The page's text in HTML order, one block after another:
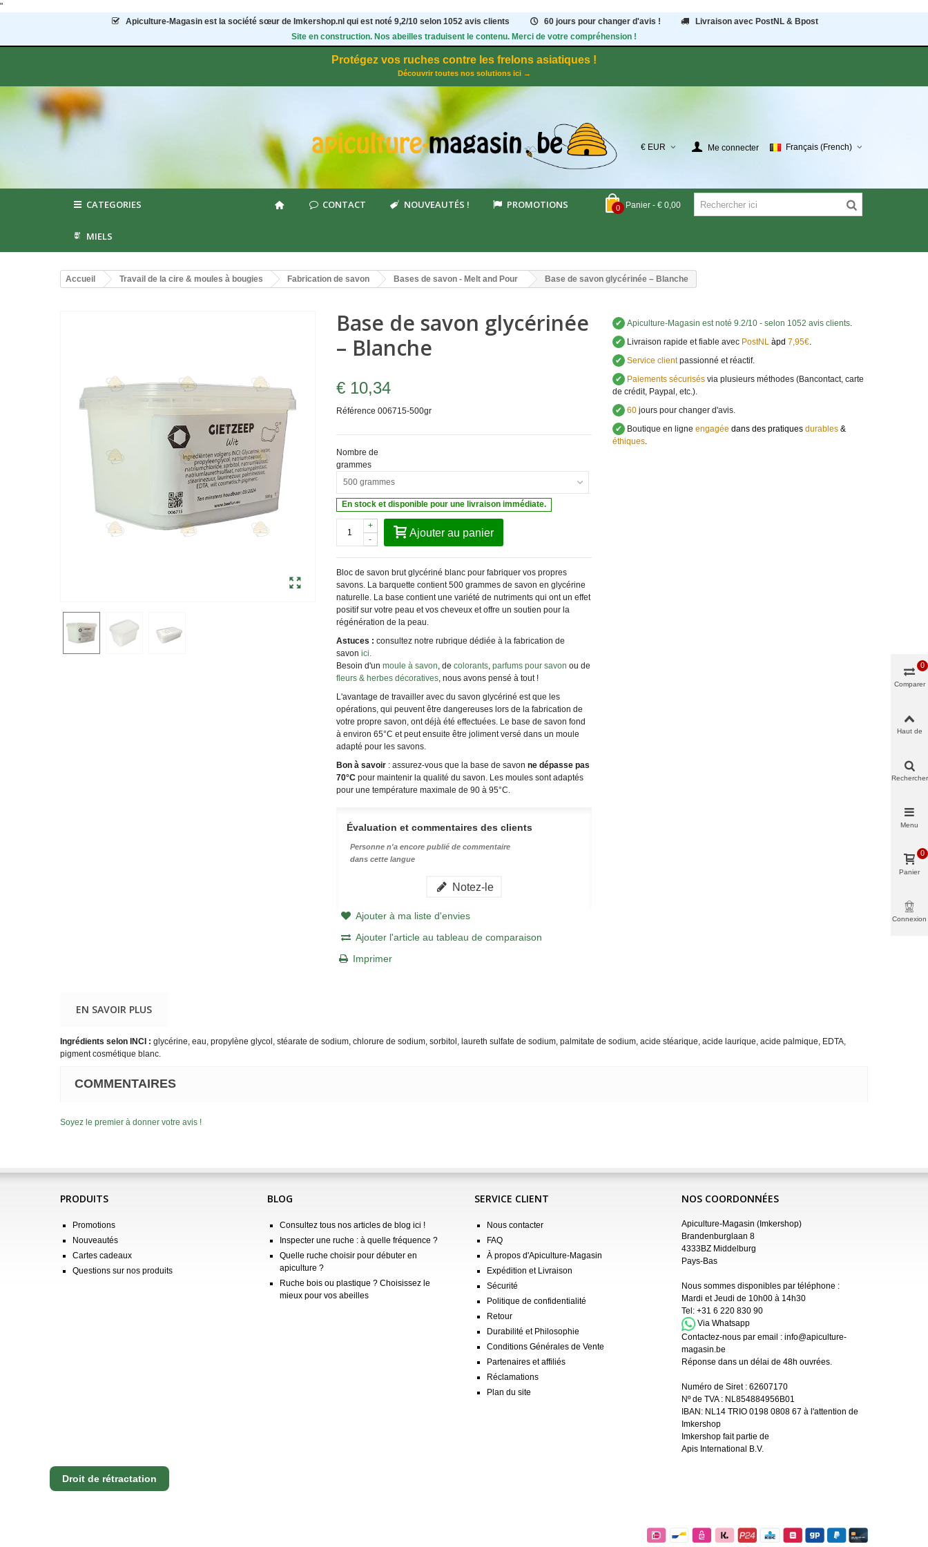
"
Apiculture-Magasin est la société sœur de Imkershop.nl qui est noté 9,2/10 selon 1052avis clients 60 jours pour changer d'avis !
Livraison avec PostNL & Bpost
Site en construction. Nos abeilles traduisent le contenu. Merci de votre compréhension !
Protégez vos ruches contre les frelons asiatiques !
Découvrir toutes nos solutions ici →
€ EUR Me connecter Français (French)
0 Panier - € 0,00
CATEGORIES CONTACT NOUVEAUTÉS ! PROMOTIONS
MIELS
Accueil Travail de la cire & moules à bougies Fabrication de savon Bases de savon - Melt and Pour Base de savon glycérinée – Blanche
Base de savon glycérinée
– Blanche
€ 10,34
Référence 006715-500gr
Nombre de
grammes
500 grammes
En stock et disponible pour une livraison immédiate.
-
+
Ajouter au panier
Bloc de savon brut glycériné blanc pour fabriquer vos propres
savons. La barquette contient 500 grammes de savon en glycérine
naturelle. La base contient une variété de nutriments qui ont un effet
positif sur votre peau et vos cheveux et offre un soutien pour la
régénération de la peau.
Astuces : consultez notre rubrique dédiée à la fabrication de
savon ici.
Besoin d'un moule à savon, de colorants, parfums pour savon ou de
fleurs & herbes décoratives, nous avons pensé à tout !
L'avantage de travailler avec du savon glycériné est que les
opérations, qui peuvent être dangereuses lors de la fabrication de
votre propre savon, ont déjà été effectuées. Le base de savon fond
à environ 65°C et peut ensuite être joliment versé dans un moule
adapté pour les savons.
Bon à savoir: assurez-vous que la base de savon ne dépasse pas
70°Cpour maintenir la qualité du savon. Les moules sont adaptés
pour une température maximale de 90 à 95°C.
Évaluation et commentaires des clients
Personne n'a encore publié de commentaire
dans cette langue
Notez-le
Ajouter à ma liste d'envies
Ajouter l'article au tableau de comparaison
Imprimer
✔ Apiculture-Magasin est noté 9.2/10 - selon 1052 avis clients.
✔ Livraison rapide et fiable avecPostNL àpd 7,95€.
✔ Service clientpassionné et réactif.
✔ Paiements sécurisésvia plusieurs méthodes (Bancontact, carte
de crédit, Paypal, etc.).
✔ 60jours pour changer d'avis.
✔ Boutique en ligne engagée dans des pratiques durables&
éthiques.
EN SAVOIR PLUS
Ingrédients selon INCI : glycérine, eau, propylène glycol, stéarate de sodium, chlorure de sodium, sorbitol, laureth sulfate de sodium, palmitate de sodium, acide stéarique, acide laurique, acide palmique, EDTA,
pigment cosmétique blanc.
COMMENTAIRES
Soyez le premier à donner votre avis !
PRODUITS
Promotions
Nouveautés
Cartes cadeaux
Questions sur nos produits
BLOG
Consultez tous nos articles de blog ici !
Inspecter une ruche : à quelle fréquence ?
Quelle ruche choisir pour débuter en
apiculture ?
Ruche bois ou plastique ? Choisissez le
mieux pour vos abeilles
SERVICE CLIENT
Nous contacter
FAQ
À propos d'Apiculture-Magasin
Expédition et Livraison
Sécurité
Politique de confidentialité
Retour
Durabilité et Philosophie
Conditions Générales de Vente
Partenaires et affiliés
Réclamations
Plan du site
NOS COORDONNÉES
Apiculture-Magasin (Imkershop)
Brandenburglaan 8
4333BZ Middelburg
Pays-Bas
Nous sommes disponibles par téléphone :
Mardi et Jeudi de 10h00 à 14h30
Tel: +31 6 220 830 90
Via Whatsapp
Contactez-nous par email : info@apiculture-
magasin.be
Réponse dans un délai de 48h ouvrées.
Numéro de Siret : 62607170
Nº de TVA : NL854884956B01
IBAN: NL14 TRIO 0198 0808 67 à l'attention de
Imkershop
Imkershop fait partie de
Apis International B.V.
Droit de rétractation
Comparer
0
Haut de
Rechercher
Menu
Panier
0
Connexion